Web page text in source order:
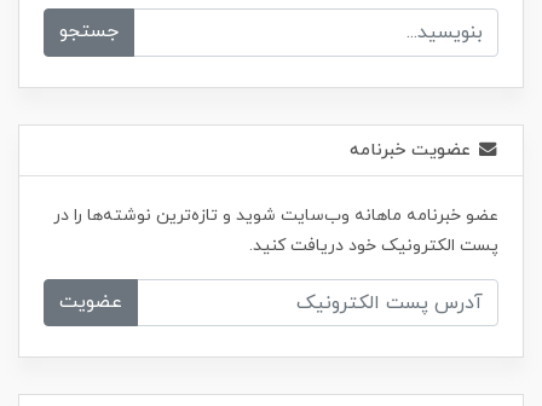
جستجو
عضویت خبرنامه
عضو خبرنامه ماهانه وب‌سایت شوید و تازه‌ترین نوشته‌ها را در
پست الکترونیک خود دریافت کنید.
عضویت